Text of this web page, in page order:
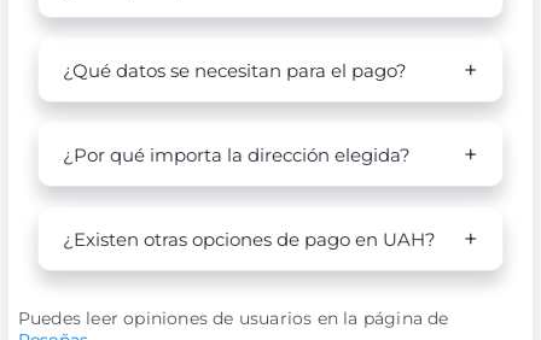
¿Qué datos se necesitan para el pago?
¿Por qué importa la dirección elegida?
¿Existen otras opciones de pago en UAH?
Puedes leer opiniones de usuarios en la página de